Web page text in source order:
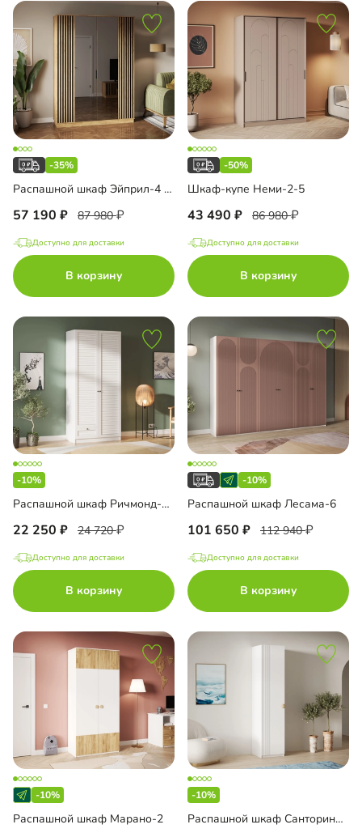
-35%
Распашной шкаф Эйприл-4 Блэк с зеркалом
57 190 87 980
Доступно для доставки
В корзину
-50%
Шкаф-купе Неми-2-5
43 490 86 980
Доступно для доставки
В корзину
-10%
Распашной шкаф Ричмонд-2.1
22 250 24 720
Доступно для доставки
В корзину
-10%
Распашной шкаф Лесама-6
101 650 112 940
Доступно для доставки
В корзину
-10%
Распашной шкаф Марано-2
-10%
Распашной шкаф Санторини-1 Лайф